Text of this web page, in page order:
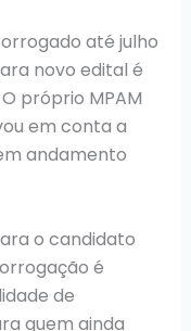
até julho
novo edital é
próprio MPAM
em conta a
andamento
o candidato
é
de
quem ainda